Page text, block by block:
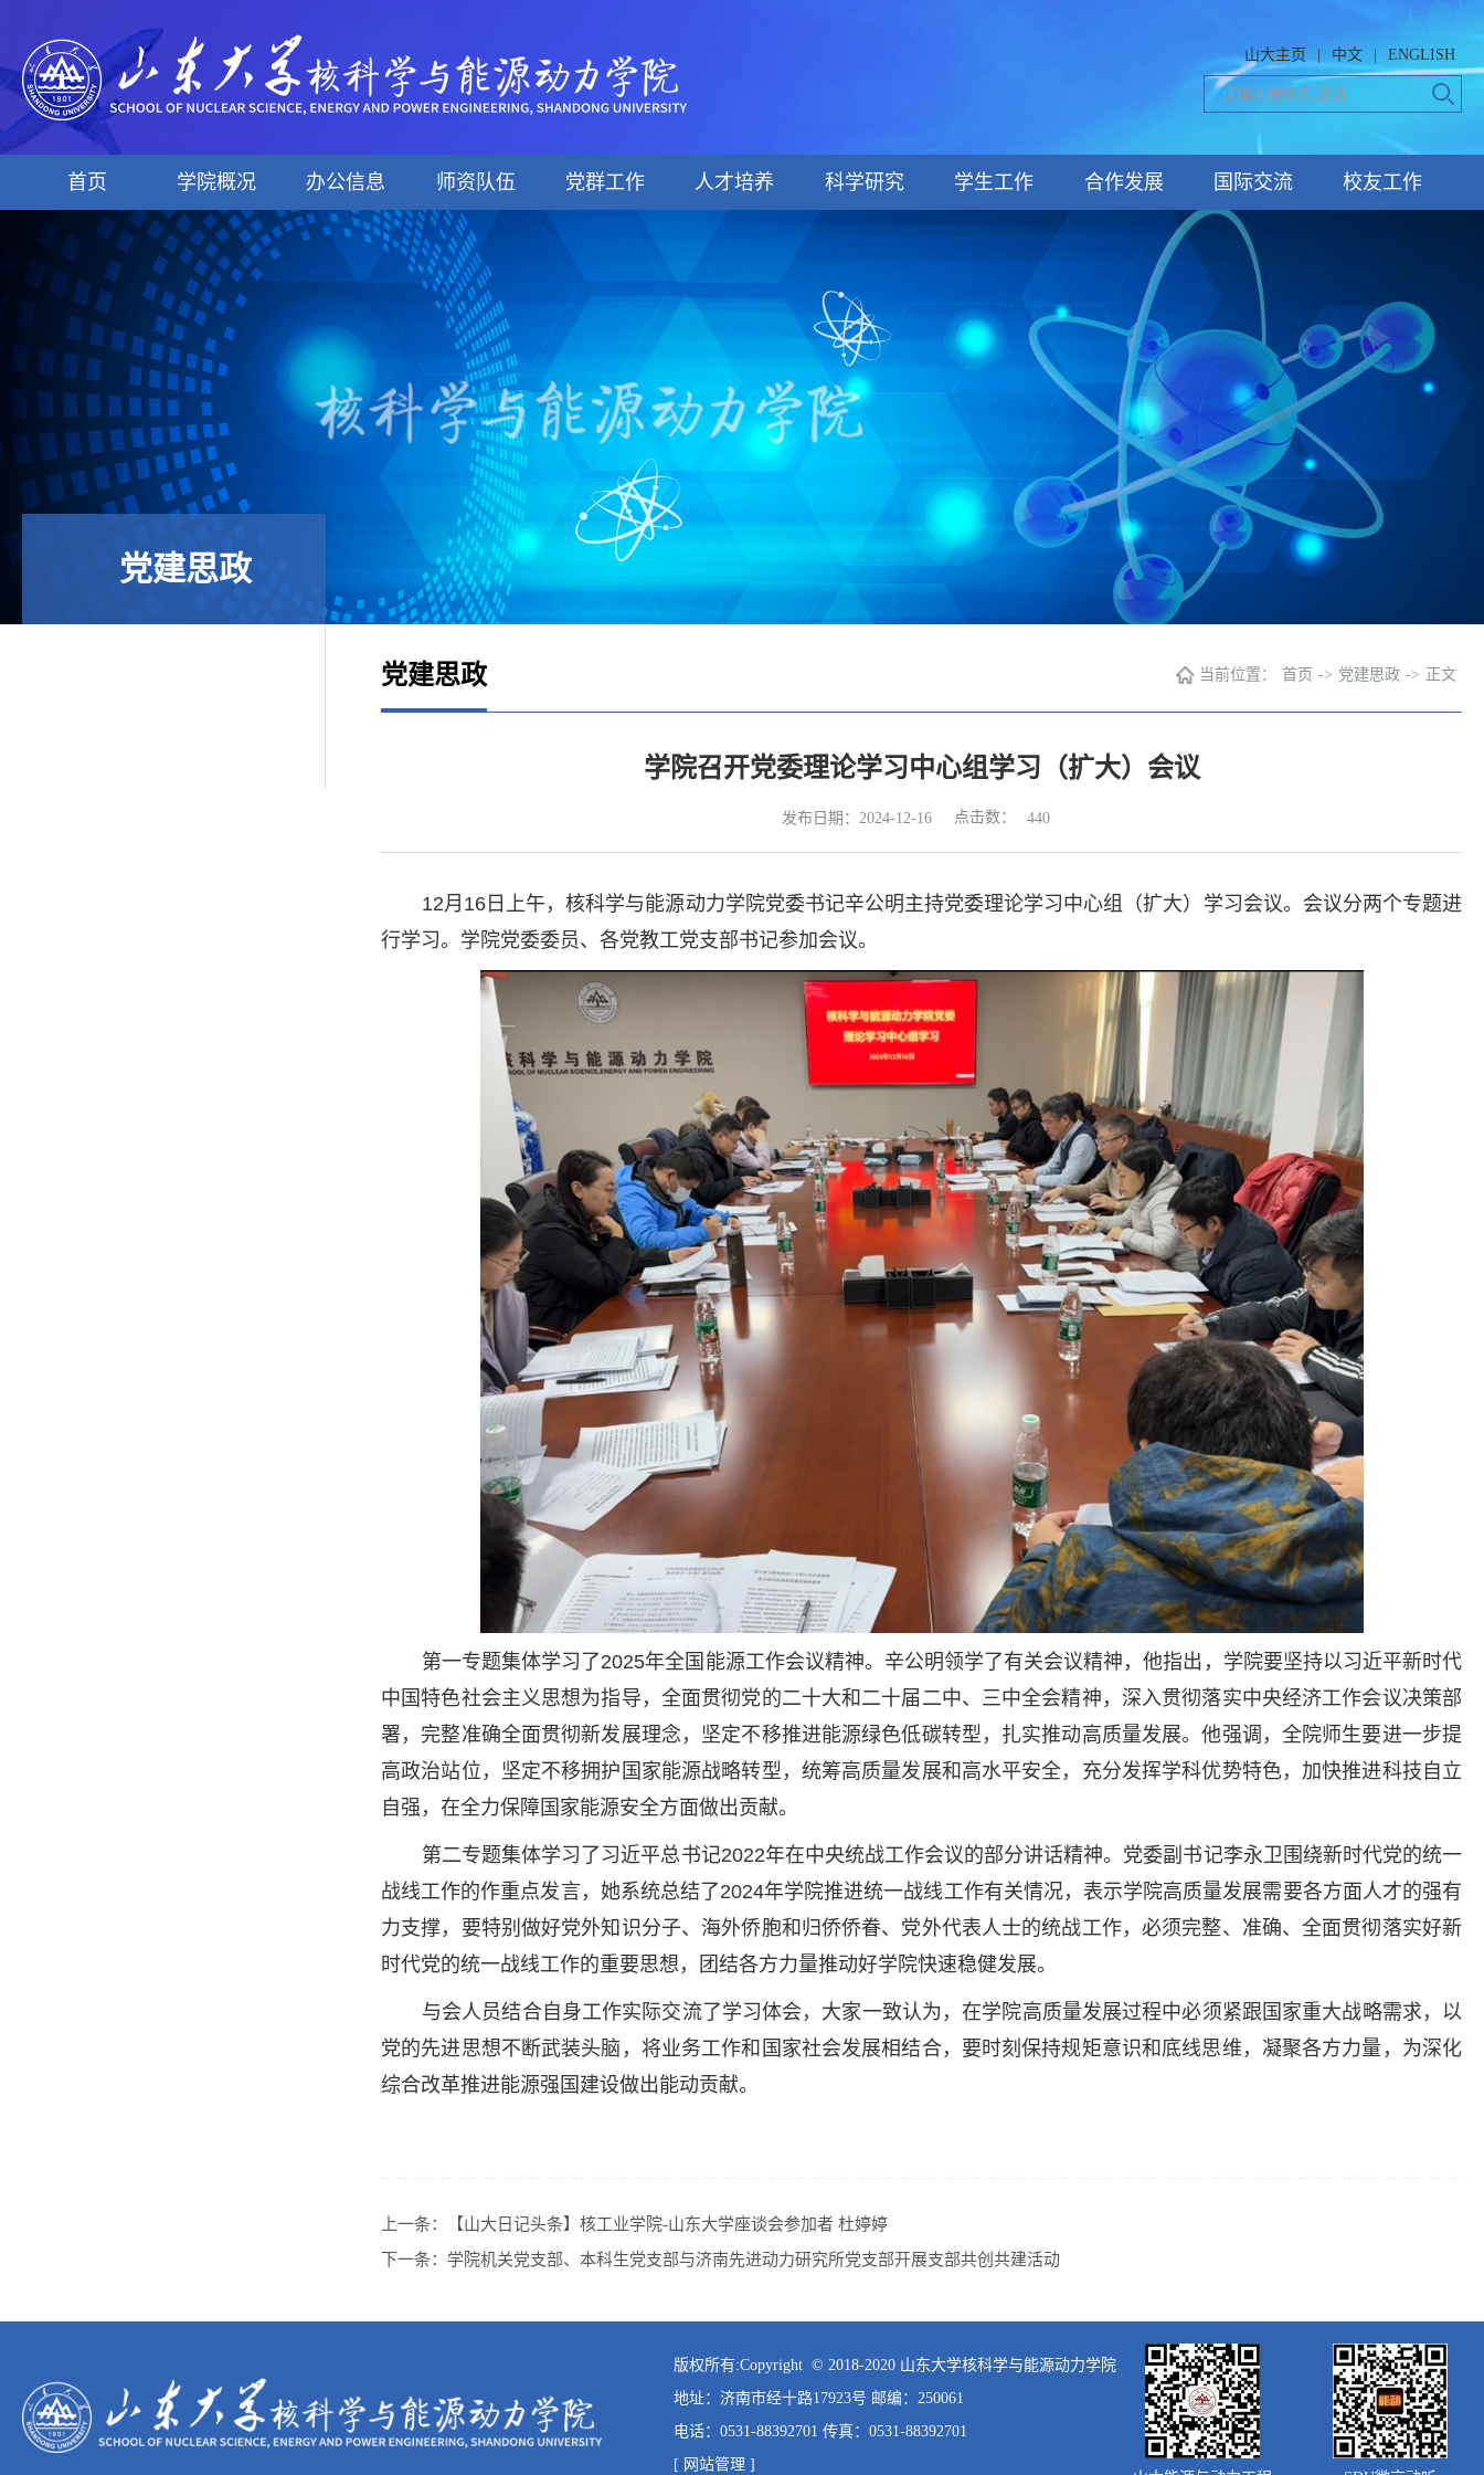
山大主页 中文 ENGLISH
首页 学院概况 办公信息 师资队伍 党群工作 人才培养 科学研究 学生工作 合作发展 国际交流 校友工作
党建思政
党建思政 当前位置： 首页 -> 党建思政 -> 正文
学院召开党委理论学习中心组学习（扩大）会议
发布日期：2024-12-16 点击数： 440
12月16日上午，核科学与能源动力学院党委书记辛公明主持党委理论学习中心组（扩大）学习会议。会议分两个专题进
行学习。学院党委委员、各党教工党支部书记参加会议。
第一专题集体学习了2025年全国能源工作会议精神。辛公明领学了有关会议精神，他指出，学院要坚持以习近平新时代
中国特色社会主义思想为指导，全面贯彻党的二十大和二十届二中、三中全会精神，深入贯彻落实中央经济工作会议决策部
署，完整准确全面贯彻新发展理念，坚定不移推进能源绿色低碳转型，扎实推动高质量发展。他强调，全院师生要进一步提
高政治站位，坚定不移拥护国家能源战略转型，统筹高质量发展和高水平安全，充分发挥学科优势特色，加快推进科技自立
自强，在全力保障国家能源安全方面做出贡献。
第二专题集体学习了习近平总书记2022年在中央统战工作会议的部分讲话精神。党委副书记李永卫围绕新时代党的统一
战线工作的作重点发言，她系统总结了2024年学院推进统一战线工作有关情况，表示学院高质量发展需要各方面人才的强有
力支撑，要特别做好党外知识分子、海外侨胞和归侨侨眷、党外代表人士的统战工作，必须完整、准确、全面贯彻落实好新
时代党的统一战线工作的重要思想，团结各方力量推动好学院快速稳健发展。
与会人员结合自身工作实际交流了学习体会，大家一致认为，在学院高质量发展过程中必须紧跟国家重大战略需求，以
党的先进思想不断武装头脑，将业务工作和国家社会发展相结合，要时刻保持规矩意识和底线思维，凝聚各方力量，为深化
综合改革推进能源强国建设做出能动贡献。
上一条：
【山大日记头条】核工业学院-山东大学座谈会参加者 杜婷婷
下一条： 学院机关党支部、本科生党支部与济南先进动力研究所党支部开展支部共创共建活动
版权所有:Copyright © 2018-2020 山东大学核科学与能源动力学院
地址：济南市经十路17923号 邮编：250061
电话：0531-88392701 传真：0531-88392701
[ 网站管理 ]